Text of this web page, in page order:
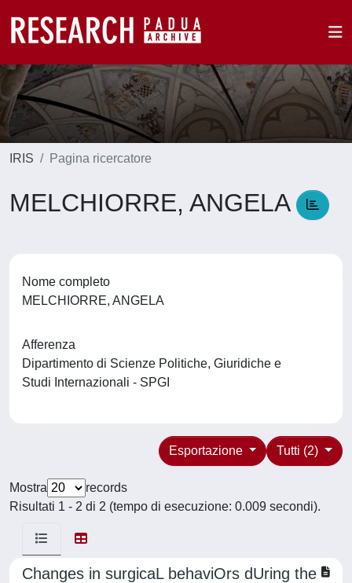
IRIS Pagina ricercatore
MELCHIORRE, ANGELA
Nome completo
MELCHIORRE, ANGELA
Afferenza
Dipartimento di Scienze Politiche, Giuridiche e
Studi Internazionali - SPGI
Tutti (2)
Esportazione
Mostra
records
Risultati 1 - 2 di 2 (tempo di esecuzione: 0.009 secondi).
Changes in surgicaL behaviOrs dUring the